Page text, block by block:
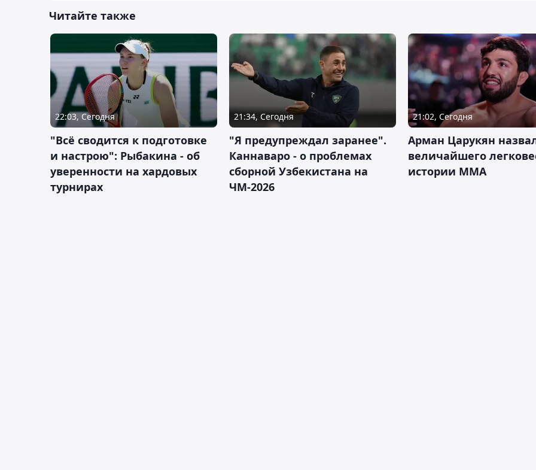
Читайте также
22:03, Сегодня
"Всё сводится к подготовке
и настрою": Рыбакина - об
уверенности на хардовых
турнирах
21:34, Сегодня
"Я предупреждал заранее".
Каннаваро - о проблемах
сборной Узбекистана на
ЧМ-2026
21:02, Сегодня
Арман Царукян
величайшего
истории ММА